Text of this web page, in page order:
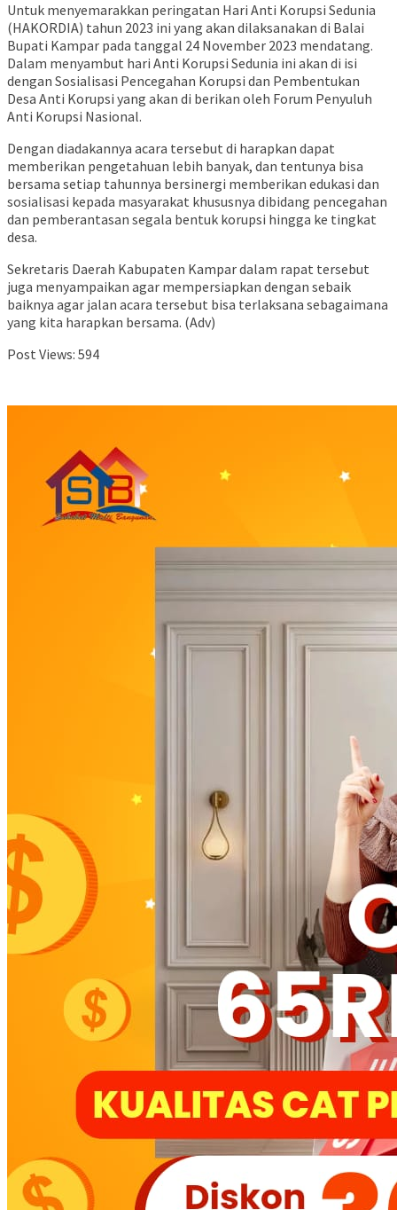
Untuk menyemarakkan peringatan Hari Anti Korupsi Sedunia
(HAKORDIA) tahun 2023 ini yang akan dilaksanakan di Balai
Bupati Kampar pada tanggal 24 November 2023 mendatang.
Dalam menyambut hari Anti Korupsi Sedunia ini akan di isi
dengan Sosialisasi Pencegahan Korupsi dan Pembentukan
Desa Anti Korupsi yang akan di berikan oleh Forum Penyuluh
Anti Korupsi Nasional.
Dengan diadakannya acara tersebut di harapkan dapat
memberikan pengetahuan lebih banyak, dan tentunya bisa
bersama setiap tahunnya bersinergi memberikan edukasi dan
sosialisasi kepada masyarakat khususnya dibidang pencegahan
dan pemberantasan segala bentuk korupsi hingga ke tingkat
desa.
Sekretaris Daerah Kabupaten Kampar dalam rapat tersebut
juga menyampaikan agar mempersiapkan dengan sebaik
baiknya agar jalan acara tersebut bisa terlaksana sebagaimana
yang kita harapkan bersama. (Adv)
Post Views: 594